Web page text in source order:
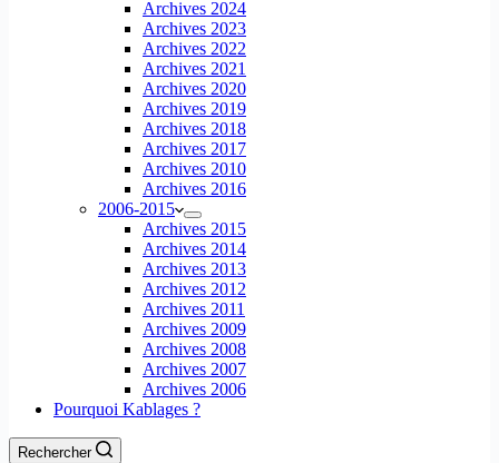
Archives 2024
Archives 2023
Archives 2022
Archives 2021
Archives 2020
Archives 2019
Archives 2018
Archives 2017
Archives 2010
Archives 2016
2006-2015
Archives 2015
Archives 2014
Archives 2013
Archives 2012
Archives 2011
Archives 2009
Archives 2008
Archives 2007
Archives 2006
Pourquoi Kablages ?
Rechercher